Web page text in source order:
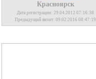
Красноярск
Дата регистрации: 29.04.2012 07:16:38
Предыдущий визит: 09.02.2016 08:47:19